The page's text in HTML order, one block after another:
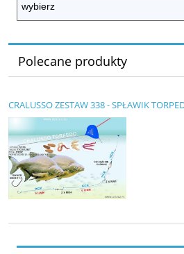
Polecane produkty
CRALUSSO ZESTAW 338 - SPŁAWIK